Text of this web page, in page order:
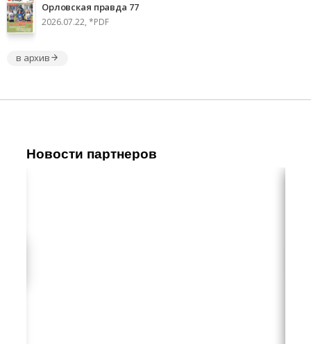
Орловская правда 77
2026.07.22, *PDF
в архив
Новости партнеров